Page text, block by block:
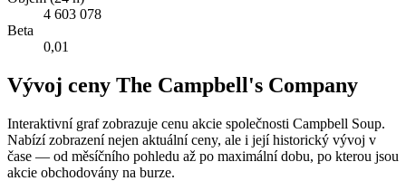
4 603 078
Beta
0,01
Vývoj ceny The Campbell's Company
Interaktivní graf zobrazuje cenu akcie společnosti Campbell Soup.
Nabízí zobrazení nejen aktuální ceny, ale i její historický vývoj v
čase — od měsíčního pohledu až po maximální dobu, po kterou jsou
akcie obchodovány na burze.